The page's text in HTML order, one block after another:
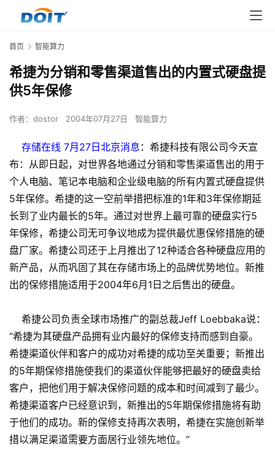
首页 智能算力
希捷为分销和零售渠道售出的内置式硬盘提
供5年保修
作者： dostor 2004年07月27日 智能算力
存储在线 7月27日北京消息 ：希捷科技有限公司今天宣
布：从即日起，对世界各地通过分销和零售渠道售出的用于
个人电脑、笔记本电脑和企业级电脑的所有内置式硬盘提供
5年保修。希捷的这一空前举措把标准的1年和3年保修期延
长到了业内最长的5年。通过对世界上最可靠的硬盘实行5
年保修，希捷公司无可争议地成为提供最优惠保修措施的硬
盘厂家。希捷公司还于上月推出了12种适合各种硬盘应用的
新产品，从而巩固了其在存储市场上的品牌优势地位。新推
出的保修措施适用于2004年6月1日之后售出的硬盘。
希捷公司负责全球市场推广的副总裁Jeff Loebbaka说：
“希捷为其硬盘产品拥有业内最好的保修支持而感到自豪。
希捷渠道伙伴和客户的成功对希捷的成功至关重要；新推出
的5年期保修措施使我们的渠道伙伴能够把最好的硬盘卖给
客户，把他们用于解决保修问题的成本和时间减到了最少。
希捷渠道客户已经意识到，新推出的5年期保修措施将有助
于他们的成功。新的保修支持再次表明，希捷在实施创新举
措以满足渠道需要方面居行业领先地位。”